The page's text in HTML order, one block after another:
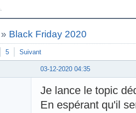
» Black Friday 2020
5 Suivant
03-12-2020 04:35
Je lance le topic
En espérant qu'il